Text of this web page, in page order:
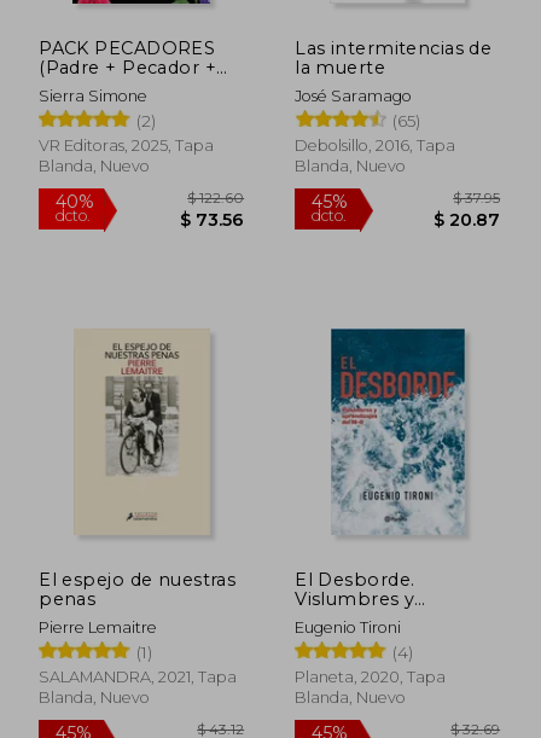
45%
dcto.
45%
dcto.
PACK PECADORES
(Padre + Pecador +
Santo)
Sierra Simone
(2)
VR Editoras, 2025, Tapa
Blanda, Nuevo
40%
dcto. $ 73.56
Las intermitencias de
la muerte
José Saramago
(65)
Debolsillo, 2016, Tapa
Blanda, Nuevo
45%
dcto. $
El espejo de nuestras
penas
Pierre Lemaitre
(1)
SALAMANDRA, 2021, Tapa
Blanda, Nuevo
El Desborde.
Vislumbres y
Aprendizajes del 18-O
Eugenio Tironi
(4)
Planeta, 2020, Tapa
Blanda, Nuevo